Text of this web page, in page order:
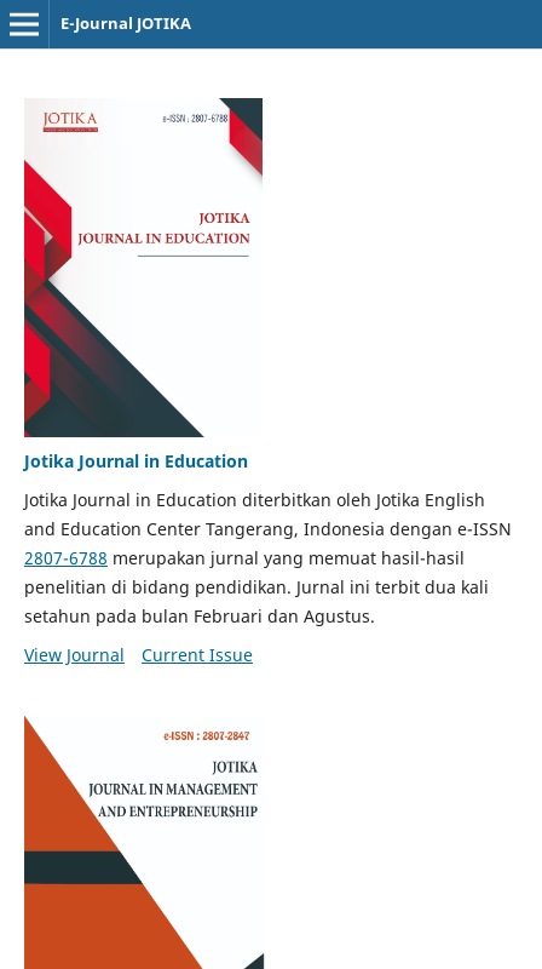
E-Journal JOTIKA
Jotika Journal in Education
Jotika Journal in Education diterbitkan oleh Jotika English
and Education Center Tangerang, Indonesia dengan e-ISSN
2807-6788 merupakan jurnal yang memuat hasil-hasil
penelitian di bidang pendidikan. Jurnal ini terbit dua kali
setahun pada bulan Februari dan Agustus.
View Journal
Current Issue